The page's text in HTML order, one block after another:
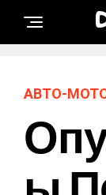
АВТО-